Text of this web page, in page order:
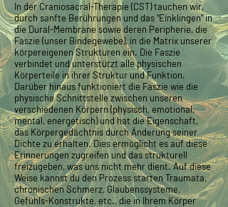
In der Craniosacral-Therapie (CST) tauchen wir,
durch sanfte Berührungen und das “Einklingen“ in
die Dural-Membrane sowie deren Peripherie, die
Faszie (unser Bindegewebe), in die Matrix unserer
körpereigenen Strukturen ein. Die Faszie
verbindet und unterstützt alle physischen
Körperteile in ihrer Struktur und Funktion.
Darüber hinaus funktioniert die Faszie wie die
physische Schnittstelle zwischen unseren
verschiedenen Körpern (physisch, emotional,
mental, energetisch) und hat die Eigenschaft,
das Körpergedächtnis durch Änderung seiner
Dichte zu erhalten. Dies ermöglicht es auf diese
Erinnerungen zugreifen und das strukturell
freizugeben, was uns nicht mehr dient. Auf diese
Weise kannst du den Prozess starten Traumata,
chronischen Schmerz, Glaubenssysteme,
Gefühls-Konstrukte, etc., die in Ihrem Körper